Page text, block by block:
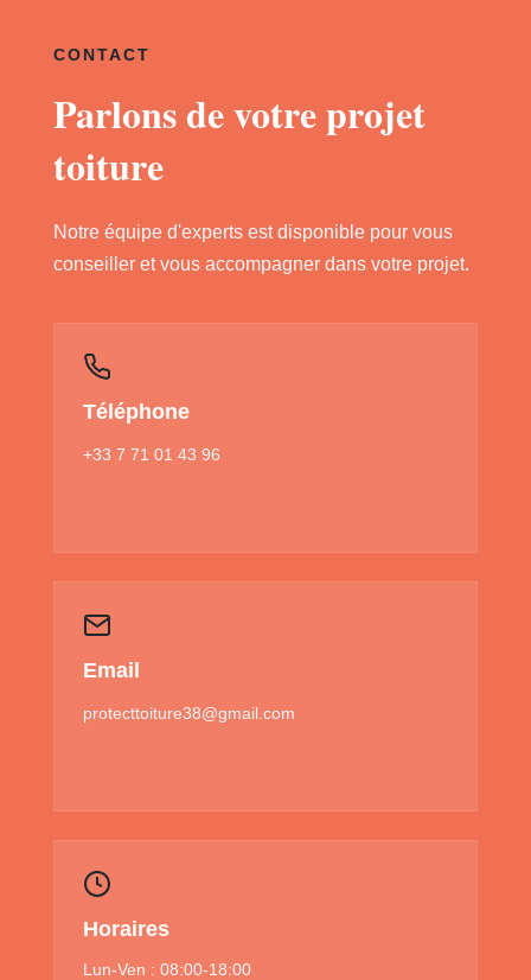
CONTACT
Parlons de votre projet
toiture
Notre équipe d'experts est disponible pour vous
conseiller et vous accompagner dans votre projet.
Téléphone
+33 7 71 01 43 96
Email
protecttoiture38@gmail.com
Horaires
Lun-Ven : 08:00-18:00